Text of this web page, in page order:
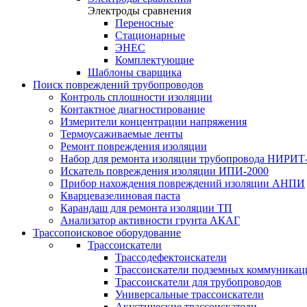
Электроды сравнения
Переносные
Стационарные
ЭНЕС
Комплектующие
Шаблоны сварщика
Поиск повреждений трубопроводов
Контроль сплошности изоляции
Контактное диагностирование
Измерители концентрации напряжения
Термоусаживаемые ленты
Ремонт повреждения изоляции
Набор для ремонта изоляции трубопровода
Искатель повреждения изоляции ИПИ-2000
Прибор нахождения повреждений изоляции АНПИ
Кварцевазелиновая паста
Карандаш для ремонта изоляции ТП
Анализатор активности грунта АКАГ
Трассопоисковое оборудование
Трассоискатели
Трассодефектоискатели
Трассоискатели подземных
Трассоискатели для трубопроводов
Универсальные трассоискатели